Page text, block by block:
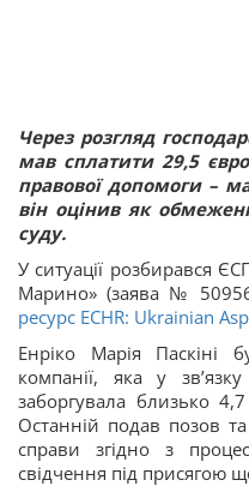
Через розгляд
мав сплатити 29,5
правової допомоги –
він оцінив як
суду.
У ситуації розбирався
Марино» (заява №
ресурс ECHR: Ukrainian
Енріко Марія Паскіні
компанії, яка у
заборгувала близько
Останній подав позов
справи згідно з
свідчення під присягою